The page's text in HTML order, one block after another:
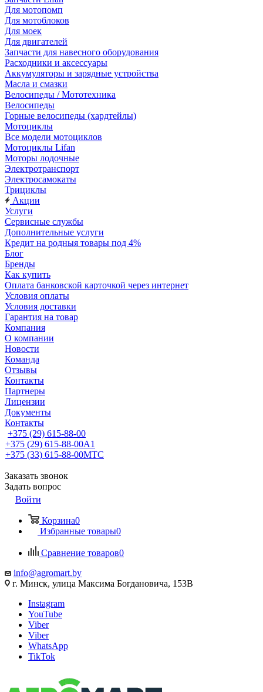
Для мотопомп
Для мотоблоков
Для моек
Для двигателей
Запчасти для навесного оборудования
Расходники и аксессуары
Аккумуляторы и зарядные устройства
Масла и смазки
Велосипеды / Мототехника
Велосипеды
Горные велосипеды (хардтейлы)
Мотоциклы
Все модели мотоциклов
Мотоциклы Lifan
Моторы лодочные
Электротранспорт
Электросамокаты
Трициклы
Акции
Услуги
Сервисные службы
Дополнительные услуги
Кредит на родныя товары под 4%
Блог
Бренды
Как купить
Оплата банковской карточкой через интернет
Условия оплаты
Условия доставки
Гарантия на товар
Компания
О компании
Новости
Команда
Отзывы
Контакты
Партнеры
Лицензии
Документы
Контакты
+375 (29) 615-88-00
+375 (29) 615-88-00A1
+375 (33) 615-88-00МТС
Заказать звонок
Задать вопрос
Войти
Корзина0
Избранные товары0
Сравнение товаров0
info@agromart.by
г. Минск, улица Максима Богдановича, 153В
Instagram
YouTube
Viber
Viber
WhatsApp
TikTok